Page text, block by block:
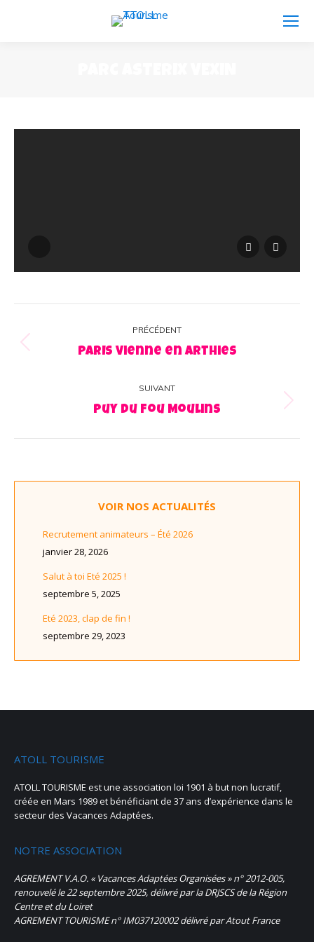
album
PRÉCÉDENT
Album
:
PARIS Vienne en Arthies
SUIVANT
Album
Puy du fou Moulins
VOIR NOS ACTUALITÉS
Recrutement animateurs – Été 2026
janvier 28, 2026
Salut à toi Eté 2025 !
septembre 5, 2025
Eté 2023, clap de fin !
septembre 29, 2023
ATOLL TOURISME
ATOLL TOURISME est une association loi 1901 à but non lucratif,
créée en Mars 1989 et bénéficiant de 37 ans d’expérience dans le
secteur des Vacances Adaptées.
NOTRE ASSOCIATION
AGREMENT V.A.O. « Vacances Adaptées Organisées » n° 2012-005,
renouvelé le 22 septembre 2025, délivré par la DRJSCS de la Région
Centre et du Loiret
AGREMENT TOURISME n° IM037120002 délivré par Atout France